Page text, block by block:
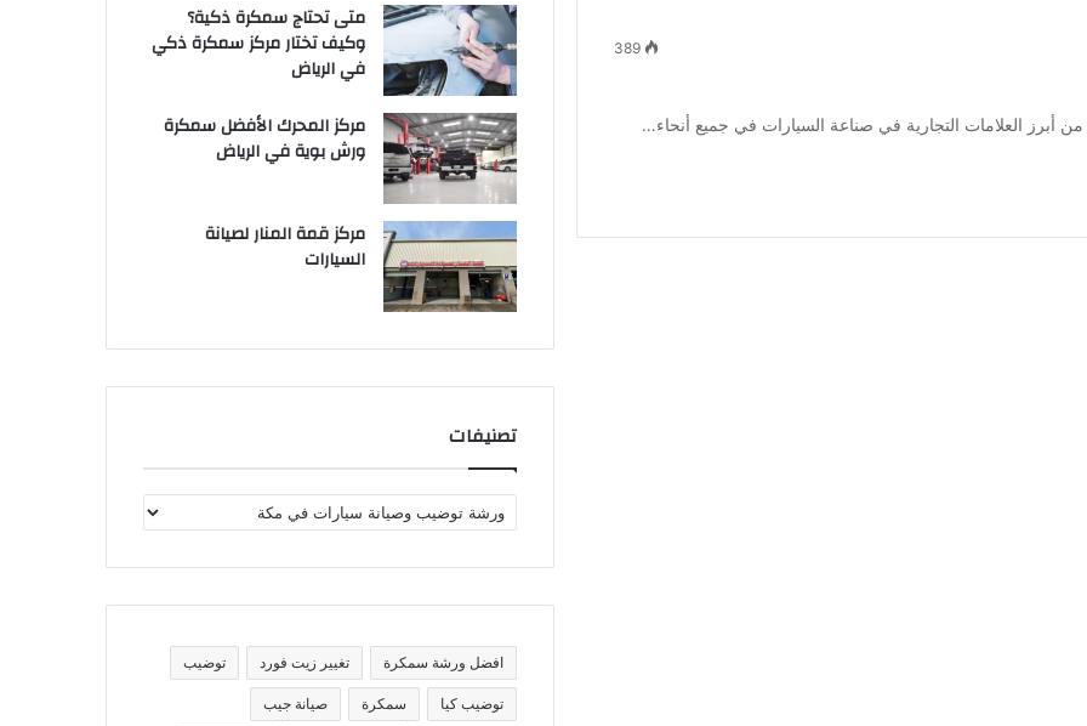
389
العلامات التجارية في صناعة السيارات في جميع أنحاء…
متى تحتاج سمكرة ذكية؟
وكيف تختار مركز سمكرة ذكي
في الرياض
مركز المحرك الأفضل سمكرة
ورش بوية في الرياض
مركز قمة المنار لصيانة
السيارات
تصنيفات
ص
ف
تافضل ورشة سمكرة تغيير زيت فورد توضيب
توضيب كيا سمكرة صيانة جيب